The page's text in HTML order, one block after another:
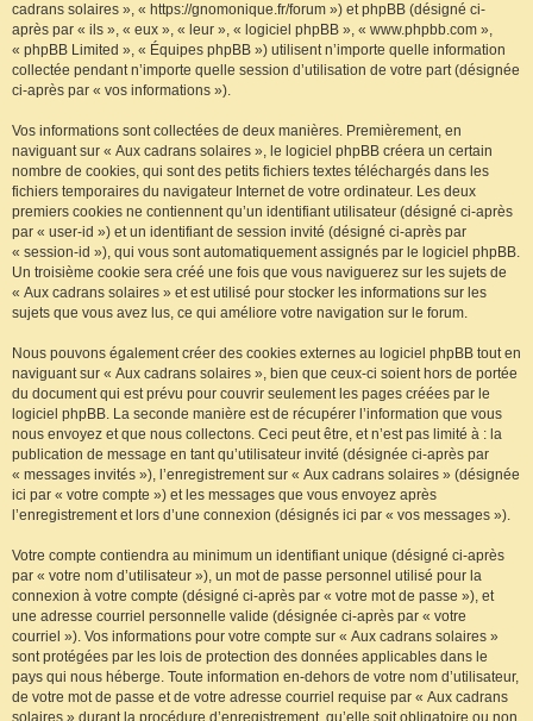
cadrans solaires », « https://gnomonique.fr/forum ») et phpBB (désigné ci-
après par « ils », « eux », « leur », « logiciel phpBB », « www.phpbb.com »,
« phpBB Limited », « Équipes phpBB ») utilisent n’importe quelle information
collectée pendant n’importe quelle session d’utilisation de votre part (désignée
ci-après par « vos informations »).
Vos informations sont collectées de deux manières. Premièrement, en
naviguant sur « Aux cadrans solaires », le logiciel phpBB créera un certain
nombre de cookies, qui sont des petits fichiers textes téléchargés dans les
fichiers temporaires du navigateur Internet de votre ordinateur. Les deux
premiers cookies ne contiennent qu’un identifiant utilisateur (désigné ci-après
par « user-id ») et un identifiant de session invité (désigné ci-après par
« session-id »), qui vous sont automatiquement assignés par le logiciel phpBB.
Un troisième cookie sera créé une fois que vous naviguerez sur les sujets de
« Aux cadrans solaires » et est utilisé pour stocker les informations sur les
sujets que vous avez lus, ce qui améliore votre navigation sur le forum.
Nous pouvons également créer des cookies externes au logiciel phpBB tout en
naviguant sur « Aux cadrans solaires », bien que ceux-ci soient hors de portée
du document qui est prévu pour couvrir seulement les pages créées par le
logiciel phpBB. La seconde manière est de récupérer l’information que vous
nous envoyez et que nous collectons. Ceci peut être, et n’est pas limité à : la
publication de message en tant qu’utilisateur invité (désignée ci-après par
« messages invités »), l’enregistrement sur « Aux cadrans solaires » (désignée
ici par « votre compte ») et les messages que vous envoyez après
l’enregistrement et lors d’une connexion (désignés ici par « vos messages »).
Votre compte contiendra au minimum un identifiant unique (désigné ci-après
par « votre nom d’utilisateur »), un mot de passe personnel utilisé pour la
connexion à votre compte (désigné ci-après par « votre mot de passe »), et
une adresse courriel personnelle valide (désignée ci-après par « votre
courriel »). Vos informations pour votre compte sur « Aux cadrans solaires »
sont protégées par les lois de protection des données applicables dans le
pays qui nous héberge. Toute information en-dehors de votre nom d’utilisateur,
de votre mot de passe et de votre adresse courriel requise par « Aux cadrans